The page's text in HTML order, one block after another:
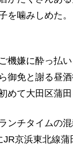
を噛みしめた。
機嫌に酔っ払い
御免と謝る昼
めて大田区蒲田
ンチタイムの
京浜東北線蒲